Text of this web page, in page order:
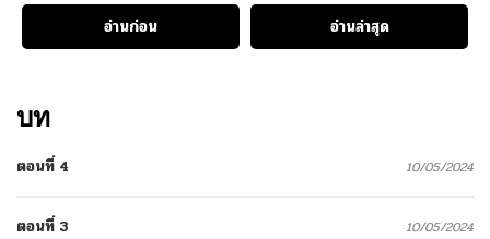
อ่านก่อน
อ่านล่าสุด
บท
ตอนที่ 4 10/05/2024
ตอนที่ 3 10/05/2024